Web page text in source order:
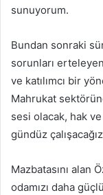
sunuyorum.
Bundan sonraki
sorunları
ve katılımcı bir
Mahrukat
sesi olacak, hak
gündüz
Mazbatasını alan
odamızı daha